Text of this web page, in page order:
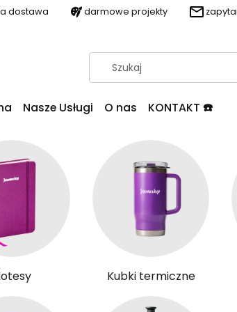
dostawa darmowe projekty
Nasze Usługi O nas KONTAKT ☎️
Kubki termiczne